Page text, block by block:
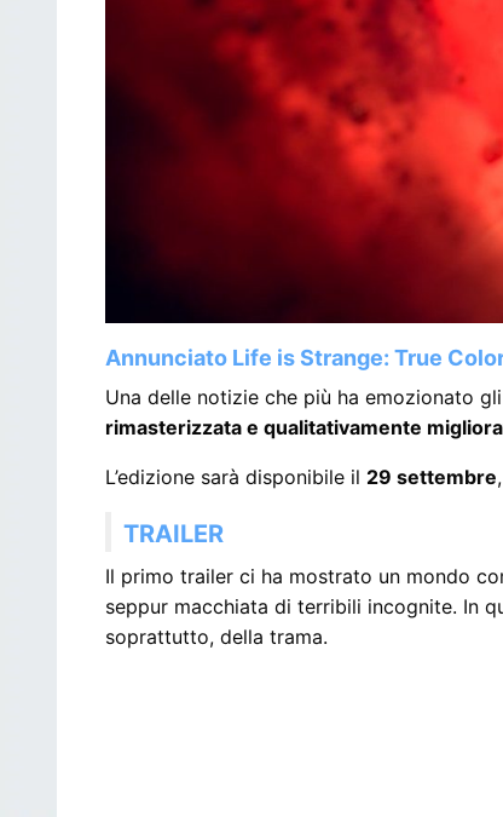
Annunciato Life is Strange: True
Una delle notizie che più ha emozionato
rimasterizzata e qualitativamente
L’edizione sarà disponibile il 29 settembre
TRAILER
Il primo trailer ci ha mostrato un mondo
seppur macchiata di terribili incognite. In
soprattutto, della trama.